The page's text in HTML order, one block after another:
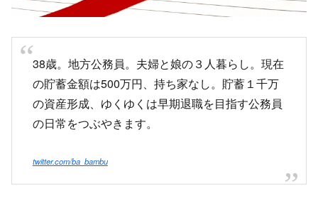
38歳。地方公務員。夫婦と娘の３人暮らし。現在
の貯蓄金額は500万円、持ち家なし。貯蓄１千万
の資産形成、ゆくゆくは早期退職を目指す公務員
の日常をつぶやきます。
twitter.com/ba_bambu